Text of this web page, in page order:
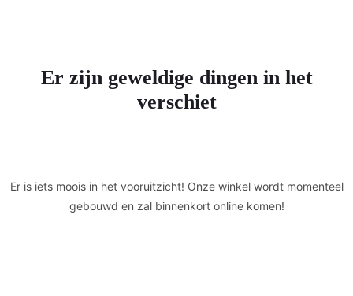
Er zijn geweldige dingen in het
verschiet
Er is iets moois in het vooruitzicht! Onze winkel wordt momenteel
gebouwd en zal binnenkort online komen!